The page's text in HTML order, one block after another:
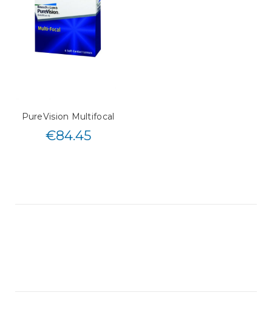
PureVision Multifocal
€84.45